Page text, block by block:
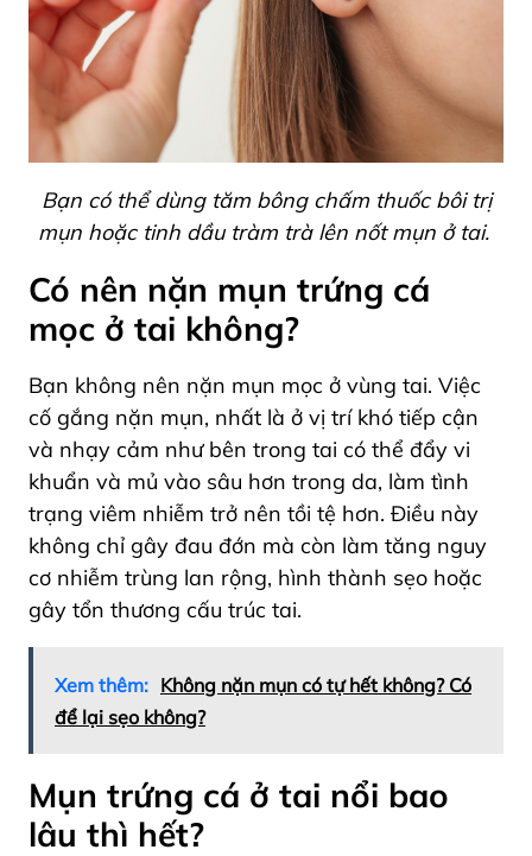
Bạn có thể dùng tăm bông chấm thuốc bôi trị
mụn hoặc tinh dầu tràm trà lên nốt mụn ở tai.
Có nên nặn mụn trứng cá
mọc ở tai không?
Bạn không nên nặn mụn mọc ở vùng tai. Việc
cố gắng nặn mụn, nhất là ở vị trí khó tiếp cận
và nhạy cảm như bên trong tai có thể đẩy vi
khuẩn và mủ vào sâu hơn trong da, làm tình
trạng viêm nhiễm trở nên tồi tệ hơn. Điều này
không chỉ gây đau đớn mà còn làm tăng nguy
cơ nhiễm trùng lan rộng, hình thành sẹo hoặc
gây tổn thương cấu trúc tai.
Xem thêm: Không nặn mụn có tự hết không? Có
để lại sẹo không?
Mụn trứng cá ở tai nổi bao
lâu thì hết?